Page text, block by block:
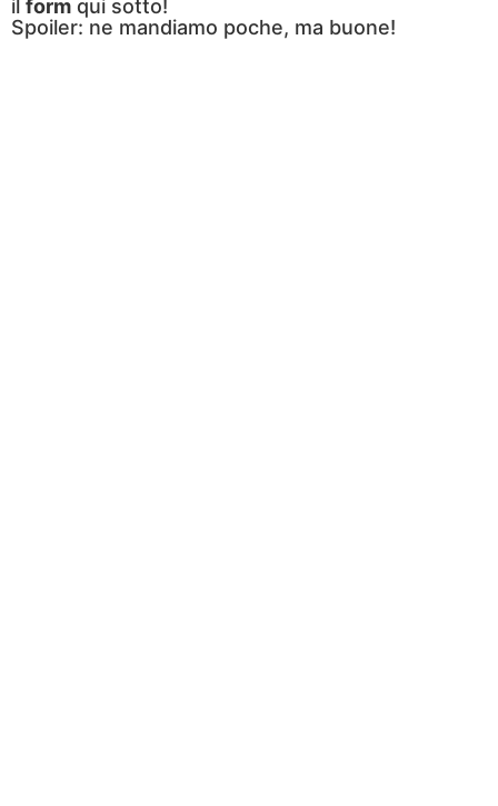
il form qui sotto!
Spoiler: ne mandiamo poche, ma buone!